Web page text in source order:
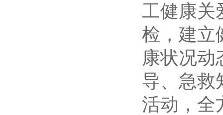
工健康关
检，建立
康状况动
导、急救
活动，全